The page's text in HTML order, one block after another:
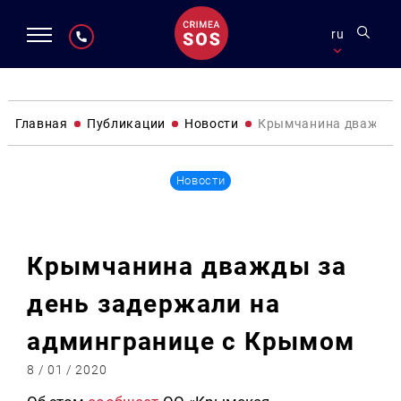
ru
Главная Публикации Новости Крымчанина дважды
Новости
Крымчанина дважды за
день задержали на
админгранице с Крымом
8 / 01 / 2020